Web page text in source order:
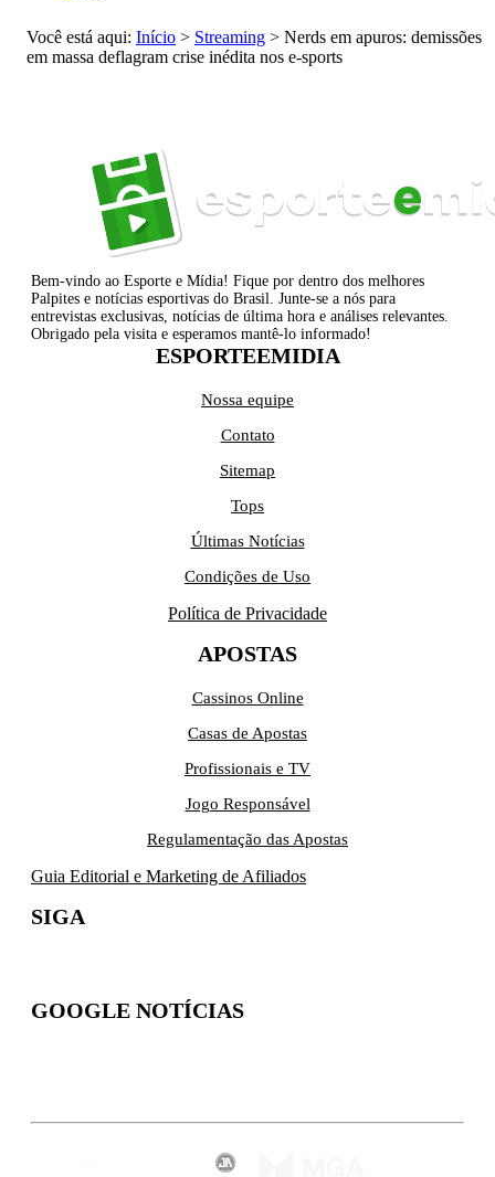
Você está aqui: Início > Streaming > Nerds em apuros: demissões
em massa deflagram crise inédita nos e-sports
Bem-vindo ao Esporte e Mídia! Fique por dentro dos melhores
Palpites e notícias esportivas do Brasil. Junte-se a nós para
entrevistas exclusivas, notícias de última hora e análises relevantes.
Obrigado pela visita e esperamos mantê-lo informado!
ESPORTEEMIDIA
Nossa equipe
Contato
Sitemap
Tops
Últimas Notícias
Condições de Uso
Política de Privacidade
APOSTAS
Cassinos Online
Casas de Apostas
Profissionais e TV
Jogo Responsável
Regulamentação das Apostas
Guia Editorial e Marketing de Afiliados
SIGA
GOOGLE NOTÍCIAS